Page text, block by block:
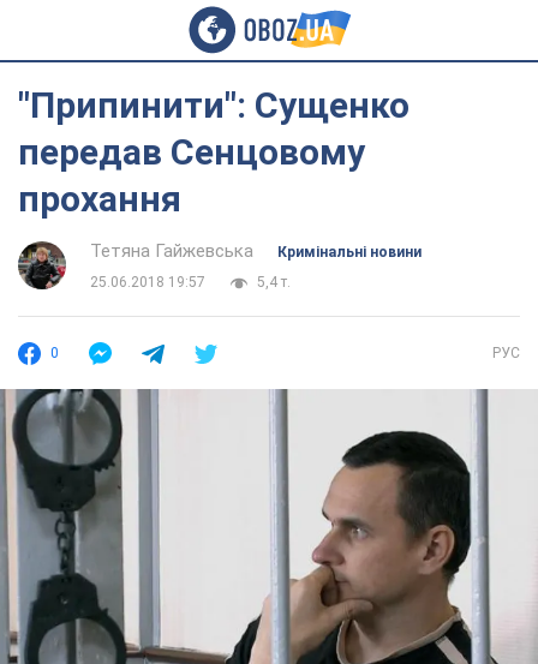
"Припинити": Сущенко
передав Сенцовому
прохання
Тетяна Гайжевська
Кримінальні новини
25.06.2018 19:57
5,4 т.
0 РУС